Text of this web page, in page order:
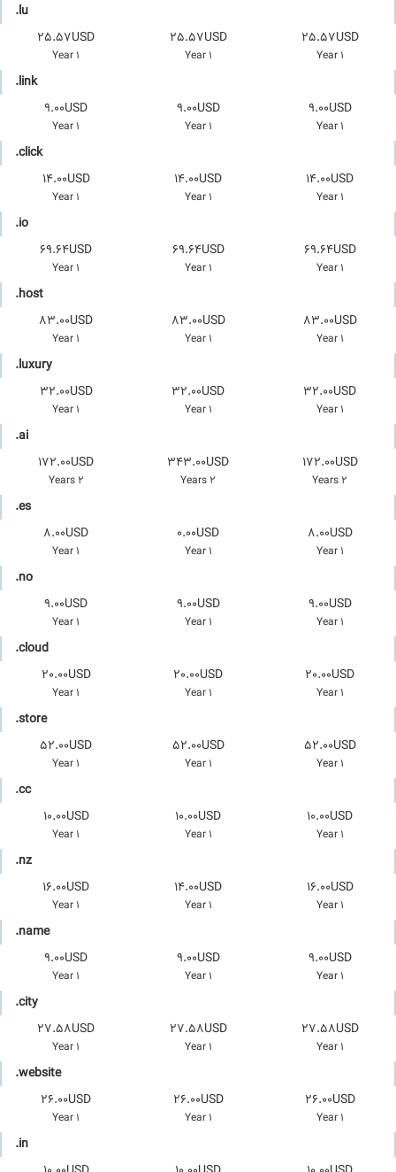
.lu
25.57USD
1 Year
25.57USD
1 Year
25.57USD
1 Year
.link
9.00USD
1 Year
9.00USD
1 Year
9.00USD
1 Year
.click
14.00USD
1 Year
14.00USD
1 Year
14.00USD
1 Year
.io
69.64USD
1 Year
69.64USD
1 Year
69.64USD
1 Year
.host
83.00USD
1 Year
83.00USD
1 Year
83.00USD
1 Year
.luxury
32.00USD
1 Year
32.00USD
1 Year
32.00USD
1 Year
.ai
172.00USD
2 Years
343.00USD
2 Years
172.00USD
2 Years
.es
8.00USD
1 Year
0.00USD
1 Year
8.00USD
1 Year
.no
9.00USD
1 Year
9.00USD
1 Year
9.00USD
1 Year
.cloud
20.00USD
1 Year
20.00USD
1 Year
20.00USD
1 Year
.store
52.00USD
1 Year
52.00USD
1 Year
52.00USD
1 Year
.cc
10.00USD
1 Year
10.00USD
1 Year
10.00USD
1 Year
.nz
16.00USD
1 Year
14.00USD
1 Year
16.00USD
1 Year
.name
9.00USD
1 Year
9.00USD
1 Year
9.00USD
1 Year
.city
27.58USD
1 Year
27.58USD
1 Year
27.58USD
1 Year
.website
26.00USD
1 Year
26.00USD
1 Year
26.00USD
1 Year
.in